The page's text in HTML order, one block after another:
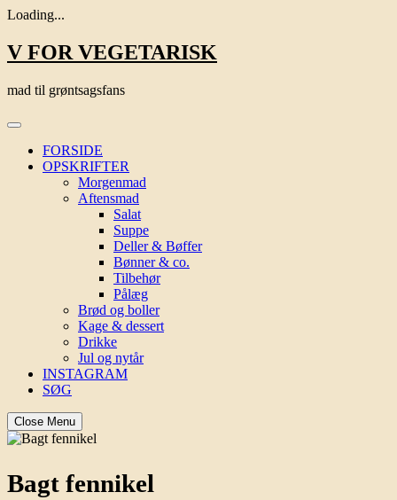
Loading...
Skip
to
V FOR VEGETARISK
mad til grøntsagsfans
FORSIDE
OPSKRIFTER
Morgenmad
Aftensmad
Salat
Suppe
Deller & Bøffer
Bønner & co.
Tilbehør
Pålæg
Brød og boller
Kage & dessert
Drikke
Jul og nytår
INSTAGRAM
SØG
Close Menu
Bagt fennikel